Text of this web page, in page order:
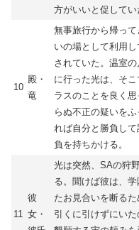
方がいいと促してい
10
殿・
竜
無事旅行から帰っ
いの場として利用
されていた。温室
に行った光は、そ
ラスのことを良く
らぬ不正の疑いを
れば自分と勝負し
負を持ちかける。
11
彼
女・
光は突然、SAの狩
る。聞けば彼は、
たお見合いを断る
引くに引けずにい